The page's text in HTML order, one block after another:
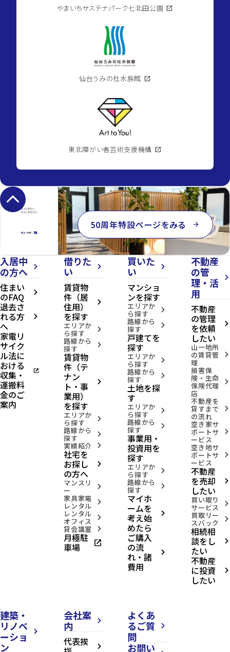
やまいちサステナパーク七北田公園 open_in_new
仙台うみの杜水族館 open_in_new
東北障がい者芸術支援機構 open_in_new
keyboard_arrow_up
50周年特設ページをみる arrow_forward
入居中
の方へ
arrow_forward_ios
住まい
のFAQ arrow_forward_ios
退去さ
れる方
へ
arrow_forward_ios
家電リ
サイク
ル法に
おける
収集・
運搬料
金のご
案内
open_in_new
借りた
い
arrow_forward_ios
賃貸物
件（居
住用）
を探す
arrow_forward_ios
エリアか
ら探す arrow_forward_ios
路線から
探す arrow_forward_ios
賃貸物
件（テ
ナン
ト・事
業用）
を探す
arrow_forward_ios
エリアか
ら探す arrow_forward_ios
路線から
探す arrow_forward_ios
実績紹介 arrow_forward_ios
社宅を
お探し
の方へ
arrow_forward_ios
マンスリ
ー arrow_forward_ios
家具家電
レンタル arrow_forward_ios
レンタル
オフィス arrow_forward_ios
貸会議室 arrow_forward_ios
月極駐
車場 open_in_new
買いた
い
arrow_forward_ios
マンショ
ンを探す
エリアか
ら探す arrow_forward_ios
路線から
探す arrow_forward_ios
戸建てを
探す
エリアか
ら探す arrow_forward_ios
路線から
探す arrow_forward_ios
土地を探
す
エリアか
ら探す arrow_forward_ios
路線から
探す arrow_forward_ios
事業用・
投資用を
探す
エリアか
ら探す arrow_forward_ios
路線から
探す arrow_forward_ios
マイホ
ームを
考え始
めたら
arrow_forward_ios
ご購入
の流
れ・諸
費用
arrow_forward_ios
不動産
の管
理・活
用
arrow_forward_ios
不動産
の管理
を依頼
したい
arrow_forward_ios
山一地所
の賃貸管
理
arrow_forward_ios
損害保
険・生命
保険代理
店
arrow_forward_ios
不動産を
貸すまで
の流れ
arrow_forward_ios
空き家サ
ポートサ
ービス
arrow_forward_ios
空き地サ
ポートサ
ービス
arrow_forward_ios
不動産
を売却
したい
arrow_forward_ios
買い取り
サービス arrow_forward_ios
買取リー
スバック arrow_forward_ios
相続相
談をし
たい
arrow_forward_ios
不動産
に投資
したい
arrow_forward_ios
建築・
リノベ
ーショ
ン
arrow_forward_ios
会社案
内
arrow_forward_ios
代表挨 arrow_forward_ios
よくあ
るご質
問
arrow_forward_ios
お問い